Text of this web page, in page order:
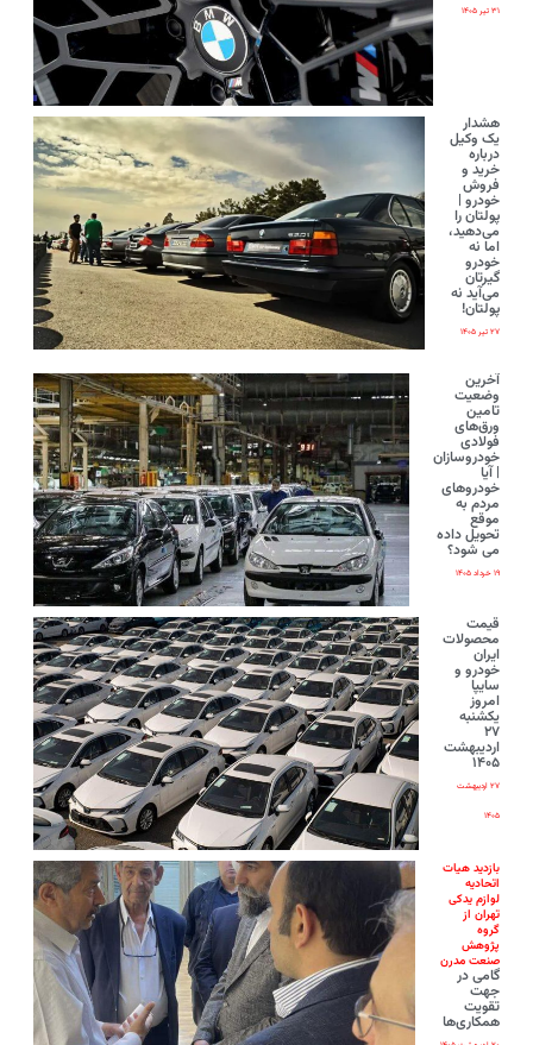
۳۱ تیر ۱۴۰۵
هشدار
یک وکیل
درباره
خرید و
فروش
خودرو |
پولتان را
می‌دهید،
اما نه
خودرو
گیرتان
می‌آید نه
پولتان!
۲۷ تیر ۱۴۰۵
آخرین
وضعیت
تامین
ورق‌های
فولادی
خودروسازان
| آیا
خودروهای
مردم به
موقع
تحویل داده
می شود؟
۱۹ خرداد ۱۴۰۵
قیمت
محصولات
ایران‌
خودرو و
سایپا
امروز
یکشنبه
۲۷
اردیبهشت
۱۴۰۵
۲۷ اردیبهشت
۱۴۰۵
بازدید هیات
اتحادیه
لوازم یدکی
تهران از
گروه
پژوهش
صنعت مدرن
گامی در
جهت
تقویت
همکاری‌ها